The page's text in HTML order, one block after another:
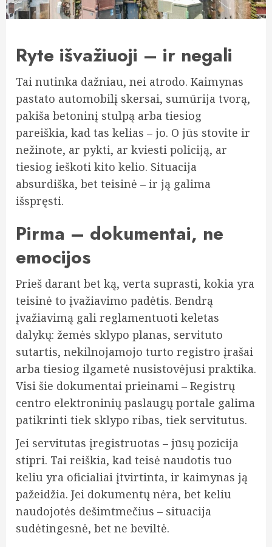
Ryte išvažiuoji – ir negali
Tai nutinka dažniau, nei atrodo. Kaimynas
pastato automobilį skersai, sumūrija tvorą,
pakiša betoninį stulpą arba tiesiog
pareiškia, kad tas kelias – jo. O jūs stovite ir
nežinote, ar pykti, ar kviesti policiją, ar
tiesiog ieškoti kito kelio. Situacija
absurdiška, bet teisinė – ir ją galima
išspręsti.
Pirma – dokumentai, ne
emocijos
Prieš darant bet ką, verta suprasti, kokia yra
teisinė to įvažiavimo padėtis. Bendrą
įvažiavimą gali reglamentuoti keletas
dalykų: žemės sklypo planas, servituto
sutartis, nekilnojamojo turto registro įrašai
arba tiesiog ilgametė nusistovėjusi praktika.
Visi šie dokumentai prieinami – Registrų
centro elektroninių paslaugų portale galima
patikrinti tiek sklypo ribas, tiek servitutus.
Jei servitutas įregistruotas – jūsų pozicija
stipri. Tai reiškia, kad teisė naudotis tuo
keliu yra oficialiai įtvirtinta, ir kaimynas ją
pažeidžia. Jei dokumentų nėra, bet keliu
naudojotės dešimtmečius – situacija
sudėtingesnė, bet ne beviltė.